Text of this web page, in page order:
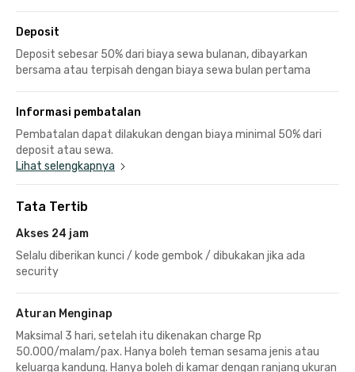
Deposit
Deposit sebesar 50% dari biaya sewa bulanan, dibayarkan
bersama atau terpisah dengan biaya sewa bulan pertama
Informasi pembatalan
Pembatalan dapat dilakukan dengan biaya minimal 50% dari
deposit atau sewa.
Lihat selengkapnya
Tata Tertib
Akses 24 jam
Selalu diberikan kunci / kode gembok / dibukakan jika ada
security
Aturan Menginap
Maksimal 3 hari, setelah itu dikenakan charge Rp
50.000/malam/pax. Hanya boleh teman sesama jenis atau
keluarga kandung. Hanya boleh di kamar dengan ranjang ukuran